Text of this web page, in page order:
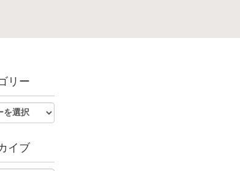
リー
イブ